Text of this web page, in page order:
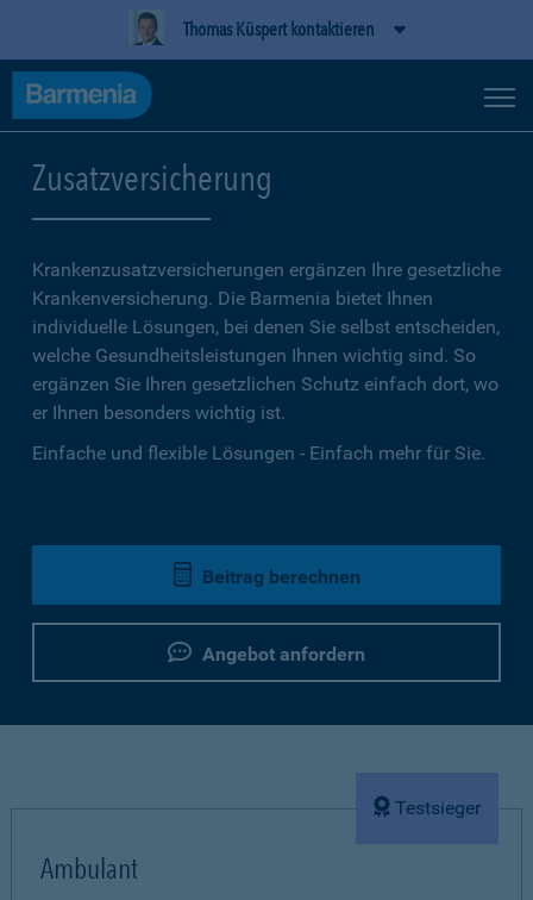
Thomas Küspert kontaktieren
Zusatzversicherung
Krankenzusatzversicherungen ergänzen Ihre gesetzliche
Kranken­versicherung. Die Barmenia bietet Ihnen
individuelle Lösungen, bei denen Sie selbst entscheiden,
welche Gesundheitsleistungen Ihnen wichtig sind. So
ergänzen Sie Ihren gesetzlichen Schutz einfach dort, wo
er Ihnen besonders wichtig ist.
Einfache und flexible Lösungen - Einfach mehr für Sie.
Beitrag berechnen
Angebot anfordern
Testsieger
Ambulant